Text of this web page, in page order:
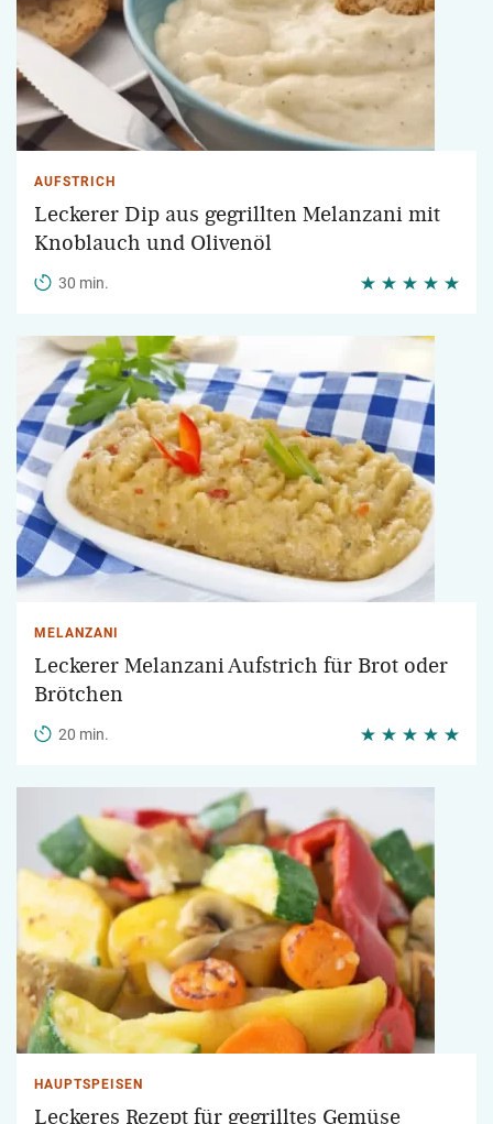
AUFSTRICH
Leckerer Dip aus gegrillten Melanzani mit
Knoblauch und Olivenöl
30 min.
MELANZANI
Leckerer Melanzani Aufstrich für Brot oder
Brötchen
20 min.
HAUPTSPEISEN
Leckeres Rezept für gegrilltes Gemüse